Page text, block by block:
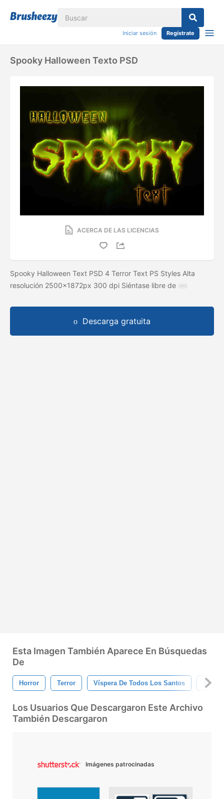
Iniciar sesión Regístrate
Spooky Halloween Texto PSD
ACERCA DE LAS LICENCIAS
Spooky Halloween Text PSD 4 Terror Text PS Styles Alta
resolución 2500x1872px 300 dpi Siéntase libre de
Descarga gratuita
Esta Imagen También Aparece En Búsquedas
De
Horror Terror Víspera De Todos Los Santos 3d
Los Usuarios Que Descargaron Este Archivo
También Descargaron
Imágenes patrocinadas